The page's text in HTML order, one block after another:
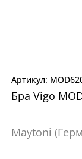
Бра Vigo
Maytoni